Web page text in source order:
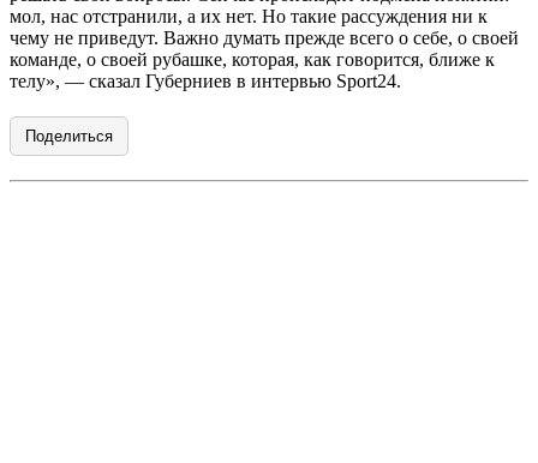
мол, нас отстранили, а их нет. Но такие рассуждения ни к
чему не приведут. Важно думать прежде всего о себе, о своей
команде, о своей рубашке, которая, как говорится, ближе к
телу», — сказал Губерниев в интервью Sport24.
Поделиться